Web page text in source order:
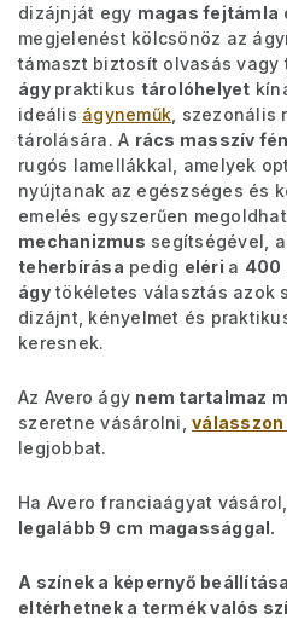
dizájnját egy magas fejtámla
megjelenést kölcsönöz az
támaszt biztosít olvasás vagy
ágy praktikus tárolóhelyet
ideális ágyneműk ,
tárolására. A rács masszív
rugós lamellákkal, amelyek
nyújtanak az egészséges és
emelés egyszerűen
mechanizmus segítségével,
teherbírása pedig eléri a 400
ágytökéletes választás azok
dizájnt, kényelmet és
keresnek.
Az Avero ágy nem tartalmaz
szeretne vásárolni,
legjobbat.
Ha Avero franciaágyat vásárol,
legalább 9 cm magassággal.
A színek a képernyő
eltérhetnek a termék valós